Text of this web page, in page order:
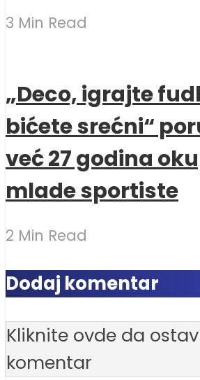
3 Min Read
„Deco, igrajte
bićete srećni“
već 27 godina
mlade sportiste
2 Min Read
Dodaj komentar
Kliknite ovde da
komentar